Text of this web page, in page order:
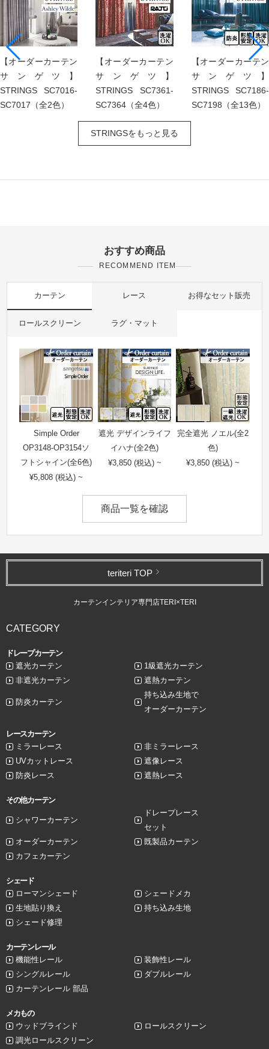
【オーダーカーテン
サンゲツ】
STRINGS SC7016-
SC7017（全2色）
【オーダーカーテン
サンゲツ】
STRINGS SC7361-
SC7364（全4色）
【オーダーカーテン
サンゲツ】
STRINGS SC7186-
SC7198（全13色）
STRINGSをもっと見る
おすすめ商品
RECOMMEND ITEM
カーテン レース お得なセット販売
ロールスクリーン ラグ・マット
Simple Order
OP3148-OP3154ソ
フトシャイン(全6色)
¥5,808 (税込) ~
遮光 デザインライフ
イハナ(全2色)
¥3,850 (税込) ~
完全遮光 ノエル(全2
色)
¥3,850 (税込) ~
商品一覧を確認
teriteri TOP
カーテンインテリア専門店TERI×TERI
CATEGORY
ドレープカーテン
遮光カーテン
1級遮光カーテン
非遮光カーテン
遮熱カーテン
防炎カーテン
持ち込み生地で
オーダーカーテン
レースカーテン
ミラーレース
非ミラーレース
UVカットレース
遮像レース
防炎レース
遮熱レース
その他カーテン
シャワーカーテン
ドレープレース
セット
オーダーカーテン
既製品カーテン
カフェカーテン
シェード
ローマンシェード
シェードメカ
生地貼り換え
持ち込み生地
シェード修理
カーテンレール
機能性レール
装飾性レール
シングルレール
ダブルレール
カーテンレール 部品
メカもの
ウッドブラインド
ロールスクリーン
調光ロールスクリーン